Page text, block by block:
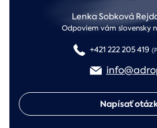
Lenka Sobková
Odpoviem vám slovensky
+421 222 205 419
Napísať